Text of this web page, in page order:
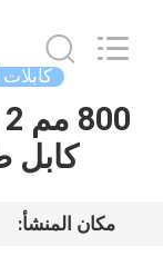
الصفحة
الرئيسية
منتجات
Management
Services
Reserved.
كابل
مكان المنشأ: